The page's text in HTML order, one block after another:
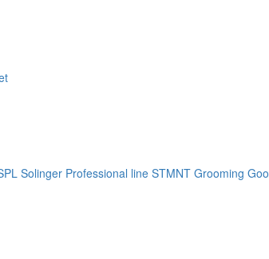
Solinger Professional lineSTMNT Grooming